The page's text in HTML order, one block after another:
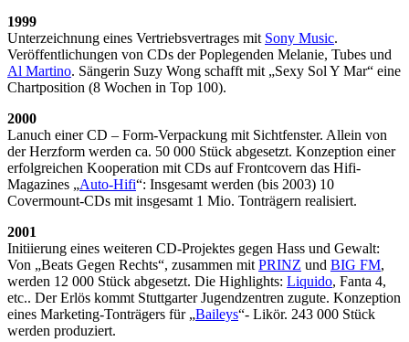
1999
Unterzeichnung eines Vertriebsvertrages mit Sony Music.
Veröffentlichungen von CDs der Poplegenden Melanie, Tubes und
Al Martino. Sängerin Suzy Wong schafft mit „Sexy Sol Y Mar“ eine
Chartposition (8 Wochen in Top 100).
2000
Lanuch einer CD – Form-Verpackung mit Sichtfenster. Allein von
der Herzform werden ca. 50 000 Stück abgesetzt. Konzeption einer
erfolgreichen Kooperation mit CDs auf Frontcovern das Hifi-
Magazines „Auto-Hifi“: Insgesamt werden (bis 2003) 10
Covermount-CDs mit insgesamt 1 Mio. Tonträgern realisiert.
2001
Initiierung eines weiteren CD-Projektes gegen Hass und Gewalt:
Von „Beats Gegen Rechts“, zusammen mit PRINZ und BIG FM,
werden 12 000 Stück abgesetzt. Die Highlights: Liquido, Fanta 4,
etc.. Der Erlös kommt Stuttgarter Jugendzentren zugute. Konzeption
eines Marketing-Tonträgers für „Baileys“- Likör. 243 000 Stück
werden produziert.